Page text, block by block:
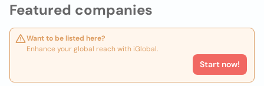
Featured companies
Want to be listed here?
Enhance your global reach with iGlobal.
Start now!